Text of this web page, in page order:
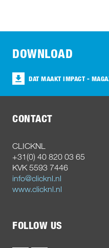
DOWNLOAD
DAT MAAKT IMPACT -
CONTACT
CLICKNL
+31(0) 40 820 03 65
KVK 5593 7446
info@clicknl.nl
www.clicknl.nl
FOLLOW US